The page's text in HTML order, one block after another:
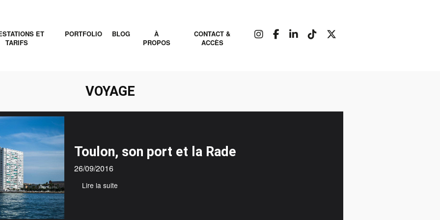
ET
TARIFS
PORTFOLIO BLOG
À
PROPOS
CONTACT &
ACCÈS
VOYAGE
Toulon, son port et la Rade
26/09/2016
Lire la suite